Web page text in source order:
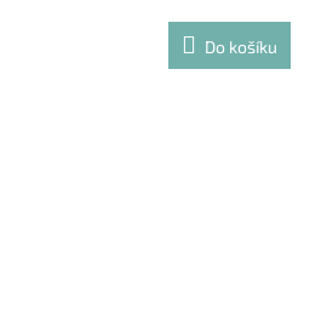
Do košíku